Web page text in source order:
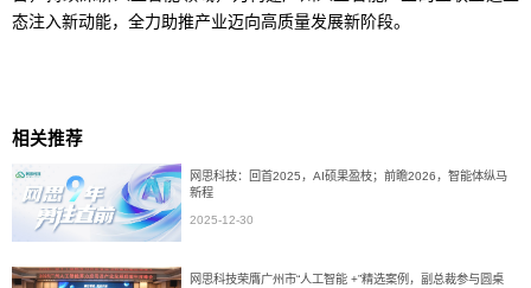
态注入新动能，全力助推产业迈向高质量发展新阶段。
相关推荐
网思科技：回首2025，AI硕果盈枝；前瞻2026，智能体纵马
新程
2025-12-30
网思科技荣膺广州市“人工智能 +”精选案例，副总裁参与圆桌